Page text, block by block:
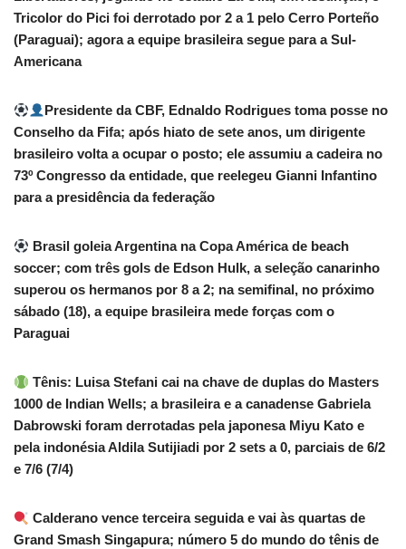
Tricolor do Pici foi derrotado por 2 a 1 pelo Cerro Porteño
(Paraguai); agora a equipe brasileira segue para a Sul-
Americana
Presidente da CBF, Ednaldo Rodrigues toma posse no
Conselho da Fifa; após hiato de sete anos, um dirigente
brasileiro volta a ocupar o posto; ele assumiu a cadeira no
73º Congresso da entidade, que reelegeu Gianni Infantino
para a presidência da federação
Brasil goleia Argentina na Copa América de beach
soccer; com três gols de Edson Hulk, a seleção canarinho
superou os hermanos por 8 a 2; na semifinal, no próximo
sábado (18), a equipe brasileira mede forças com o
Paraguai
Tênis: Luisa Stefani cai na chave de duplas do Masters
1000 de Indian Wells; a brasileira e a canadense Gabriela
Dabrowski foram derrotadas pela japonesa Miyu Kato e
pela indonésia Aldila Sutijiadi por 2 sets a 0, parciais de 6/2
e 7/6 (7/4)
Calderano vence terceira seguida e vai às quartas de
Grand Smash Singapura; número 5 do mundo do tênis de